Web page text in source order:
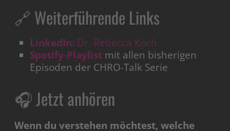
🔗 Weiterführende Links
LinkedIn: Dr. Rebecca Koch
Spotify-Playlist mit allen bisherigen
Episoden der CHRO-Talk Serie
🎧 Jetzt anhören
Wenn du verstehen möchtest, welche